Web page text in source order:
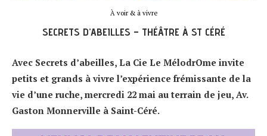
À voir & à vivre
SECRETS D’ABEILLES – THÉÂTRE À ST CÉRÉ
Avec Secrets d’abeilles, La Cie Le MélodrOme invite
petits et grands à vivre l’expérience frémissante de la
vie d’une ruche, mercredi 22 mai au terrain de jeu, Av.
Gaston Monnerville à Saint-Céré.